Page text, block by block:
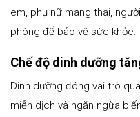
em, phụ nữ mang thai,
phòng để bảo vệ sức khỏe.
Chế độ dinh dưỡng
Dinh dưỡng đóng vai trò
miễn dịch và ngăn ngừa